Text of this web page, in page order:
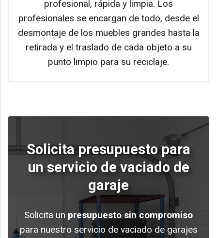
profesional, rápida y limpia. Los
profesionales se encargan de todo, desde el
desmontaje de los muebles grandes hasta la
retirada y el traslado de cada objeto a su
punto limpio para su reciclaje.
Solicita presupuesto para
un servicio de vaciado de
garaje
Solicita un presupuesto sin compromiso
para nuestro servicio de vaciado de garajes